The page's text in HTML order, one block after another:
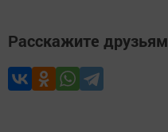
Расскажите друзьям